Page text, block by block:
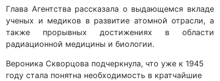
Глава Агентства рассказала о выдающемся вкладе
ученых и медиков в развитие атомной отрасли, а
также прорывных достижениях в области
радиационной медицины и биологии.
Вероника Скворцова подчеркнула, что уже к 1945
году стала понятна необходимость в кратчайшие